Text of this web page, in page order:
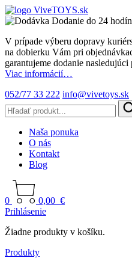
Dodanie do 24 hodín
V prípade výberu dopravy
na dobierku Vám pri
garantujeme dodanie nasledujúci
Viac informácií…
052/77 33 222 info@vivetoys.sk
Naša ponuka
O nás
Kontakt
Blog
0 0,00 €
Prihlásenie
Žiadne produkty v košíku.
Produkty